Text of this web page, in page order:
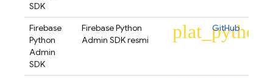
SDK
Firebase
Python
Admin
SDK
Firebase Python
Admin SDK resmi
plat_python
GitHub